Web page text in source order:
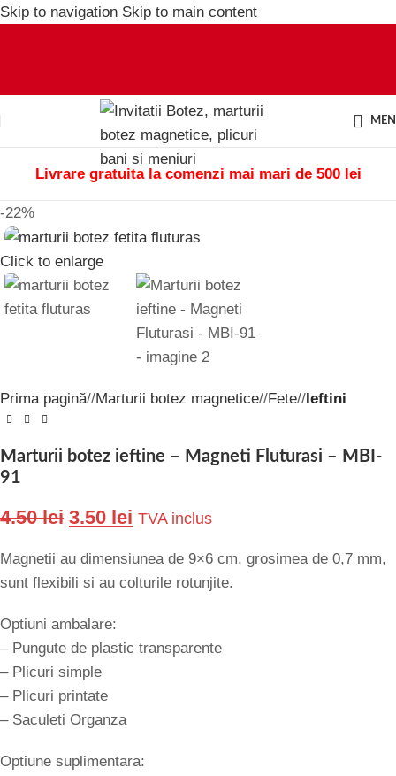
Skip to navigation Skip to main content
Livrare gratuita la comenzi mai mari de 500 lei
-22%
Click to enlarge
Prima pagină/ Marturii botez magnetice/ Fete/ Ieftini
Marturii botez ieftine – Magneti Fluturasi – MBI-
91
4.50lei 3.50 lei TVA inclus
Magnetii au dimensiunea de 9×6 cm, grosimea de 0,7 mm,
sunt flexibili si au colturile rotunjite.
Optiuni ambalare:
– Pungute de plastic transparente
– Plicuri simple
– Plicuri printate
– Saculeti Organza
Optiune suplimentara: